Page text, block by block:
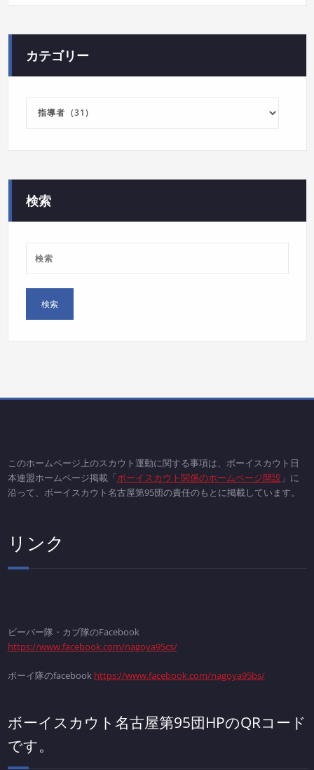
カテゴリー
ー
検索
このホームページ上のスカウト運動に関する事項は、ボーイスカウト日
本連盟ホームページ掲載「ボーイスカウト関係のホームページ開設」に
沿って、ボーイスカウト名古屋第95団の責任のもとに掲載しています。
リンク
ビーバー隊・カブ隊のFacebook
https://www.facebook.com/nagoya95cs/
ボーイ隊のfacebook https://www.facebook.com/nagoya95bs/
ボーイスカウト名古屋第95団HPのQRコード
です。